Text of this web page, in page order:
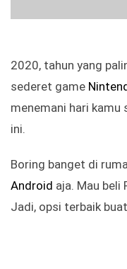
2020, tahun yang
sederet game
menemani hari kamu
ini.
Boring banget di
Android aja. Mau beli
Jadi, opsi terbaik